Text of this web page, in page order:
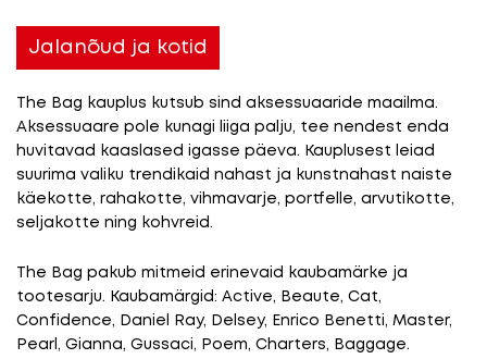
Jalanõud ja kotid
The Bag kauplus kutsub sind aksessuaaride maailma.
Aksessuaare pole kunagi liiga palju, tee nendest enda
huvitavad kaaslased igasse päeva. Kauplusest leiad
suurima valiku trendikaid nahast ja kunstnahast naiste
käekotte, rahakotte, vihmavarje, portfelle, arvutikotte,
seljakotte ning kohvreid.
The Bag pakub mitmeid erinevaid kaubamärke ja
tootesarju. Kaubamärgid: Active, Beaute, Cat,
Confidence, Daniel Ray, Delsey, Enrico Benetti, Master,
Pearl, Gianna, Gussaci, Poem, Charters, Baggage.